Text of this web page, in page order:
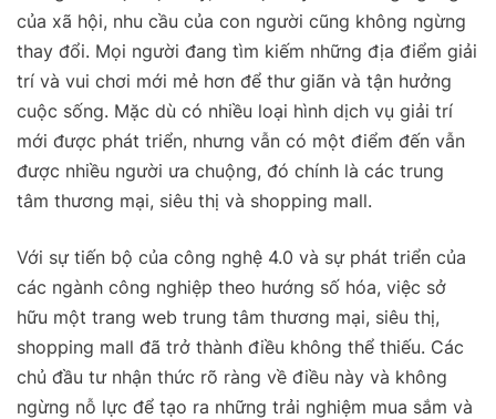
của xã hội, nhu cầu của con người cũng không ngừng
thay đổi. Mọi người đang tìm kiếm những địa điểm giải
trí và vui chơi mới mẻ hơn để thư giãn và tận hưởng
cuộc sống. Mặc dù có nhiều loại hình dịch vụ giải trí
mới được phát triển, nhưng vẫn có một điểm đến vẫn
được nhiều người ưa chuộng, đó chính là các trung
tâm thương mại, siêu thị và shopping mall.
Với sự tiến bộ của công nghệ 4.0 và sự phát triển của
các ngành công nghiệp theo hướng số hóa, việc sở
hữu một trang web trung tâm thương mại, siêu thị,
shopping mall đã trở thành điều không thể thiếu. Các
chủ đầu tư nhận thức rõ ràng về điều này và không
ngừng nỗ lực để tạo ra những trải nghiệm mua sắm và